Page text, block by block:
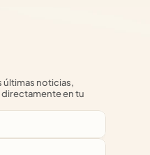
últimas noticias,
en tu